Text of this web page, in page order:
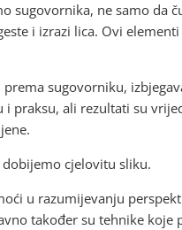
sugovornika, ne samo da
i izrazi lica. Ovi
sugovorniku,
praksu, ali rezultati su
cjelovitu sliku.
u razumijevanju
također su tehnike koje